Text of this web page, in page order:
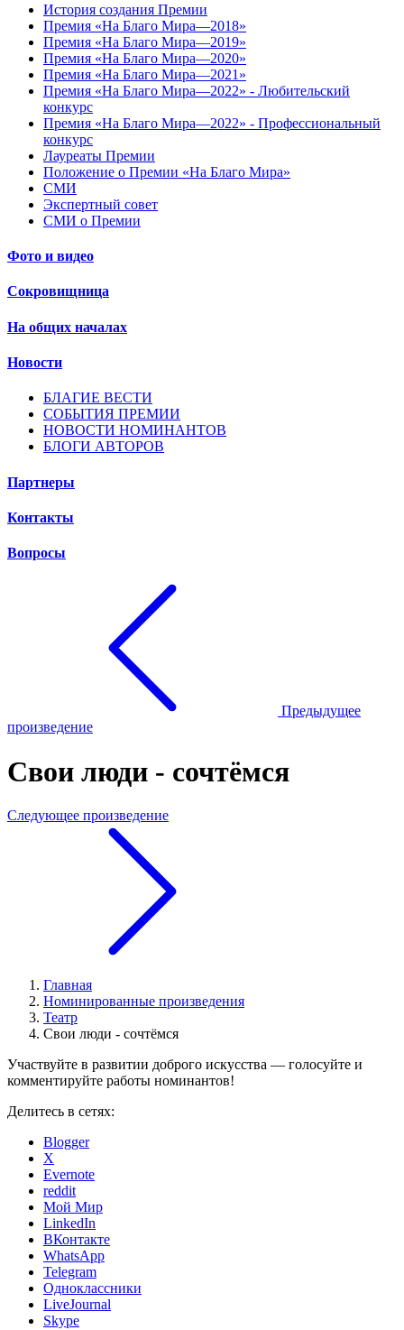
История создания Премии
Премия «На Благо Мира—2018»
Премия «На Благо Мира—2019»
Премия «На Благо Мира—2020»
Премия «На Благо Мира—2021»
Премия «На Благо Мира—2022» - Любительский
конкурс
Премия «На Благо Мира—2022» - Профессиональный
конкурс
Лауреаты Премии
Положение о Премии «На Благо Мира»
СМИ
Экспертный совет
СМИ о Премии
Фото и видео
Сокровищница
На общих началах
Новости
БЛАГИЕ ВЕСТИ
СОБЫТИЯ ПРЕМИИ
НОВОСТИ НОМИНАНТОВ
БЛОГИ АВТОРОВ
Партнеры
Контакты
Вопросы
Предыдущее
произведение
Свои люди - сочтёмся
Следующее произведение
Главная
Номинированные произведения
Театр
Свои люди - сочтёмся
Участвуйте в развитии доброго искусства — голосуйте и
комментируйте работы номинантов!
Делитесь в сетях:
Blogger
X
Evernote
reddit
Мой Мир
LinkedIn
ВКонтакте
WhatsApp
Telegram
Одноклассники
LiveJournal
Skype